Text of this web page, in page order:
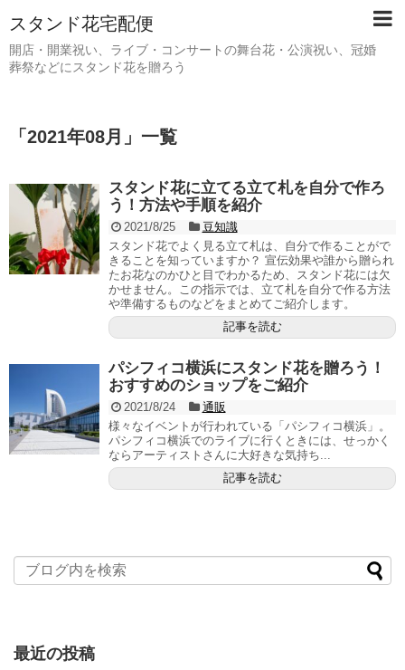
スタンド花宅配便
開店・開業祝い、ライブ・コンサートの舞台花・公演祝い、冠婚
葬祭などにスタンド花を贈ろう
「 2021年08月 」 一覧
スタンド花に立てる立て札を自分で作ろ
う！方法や手順を紹介
2021/8/25
豆知識
スタンド花でよく見る立て札は、自分で作ることがで
きることを知っていますか？ 宣伝効果や誰から贈られ
たお花なのかひと目でわかるため、スタンド花には欠
かせません。この指示では、立て札を自分で作る方法
や準備するものなどをまとめてご紹介します。
記事を読む
パシフィコ横浜にスタンド花を贈ろう！
おすすめのショップをご紹介
2021/8/24
通販
様々なイベントが行われている「パシフィコ横浜」。
パシフィコ横浜でのライブに行くときには、せっかく
ならアーティストさんに大好きな気持ち...
記事を読む
最近の投稿